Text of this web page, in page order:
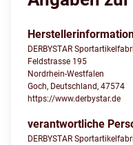
DERBYSTAR
Feldstrasse 195
Nordrhein-Westfalen
Goch, Deutschland, 47574
https://www.derbystar.de
verantwortliche
DERBYSTAR